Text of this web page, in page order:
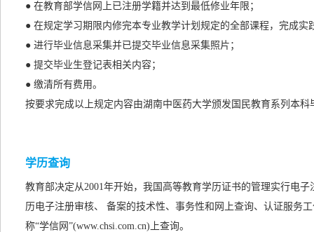
● 在教育部学信网上已注册学籍并达到最低修业年限；
● 在规定学习期限内修完本专业教学计划规定的全部课程，完成
● 进行毕业信息采集并已提交毕业信息采集照片；
● 提交毕业生登记表相关内容；
● 缴清所有费用。
按要求完成以上规定内容由湖南中医药大学颁发国民教育系列本
学历查询
教育部决定从2001年开始，我国高等教育学历证书的管理实行电
历电子注册审核、 备案的技术性、事务性和网上查询、认证服务
称“学信网”(www.chsi.com.cn)上查询。